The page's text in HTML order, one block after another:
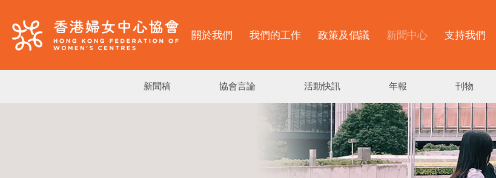
關於我們 我們的工作 政策及倡議 新聞中心 支持我們
新聞稿 協會言論 活動快訊 年報 刊物